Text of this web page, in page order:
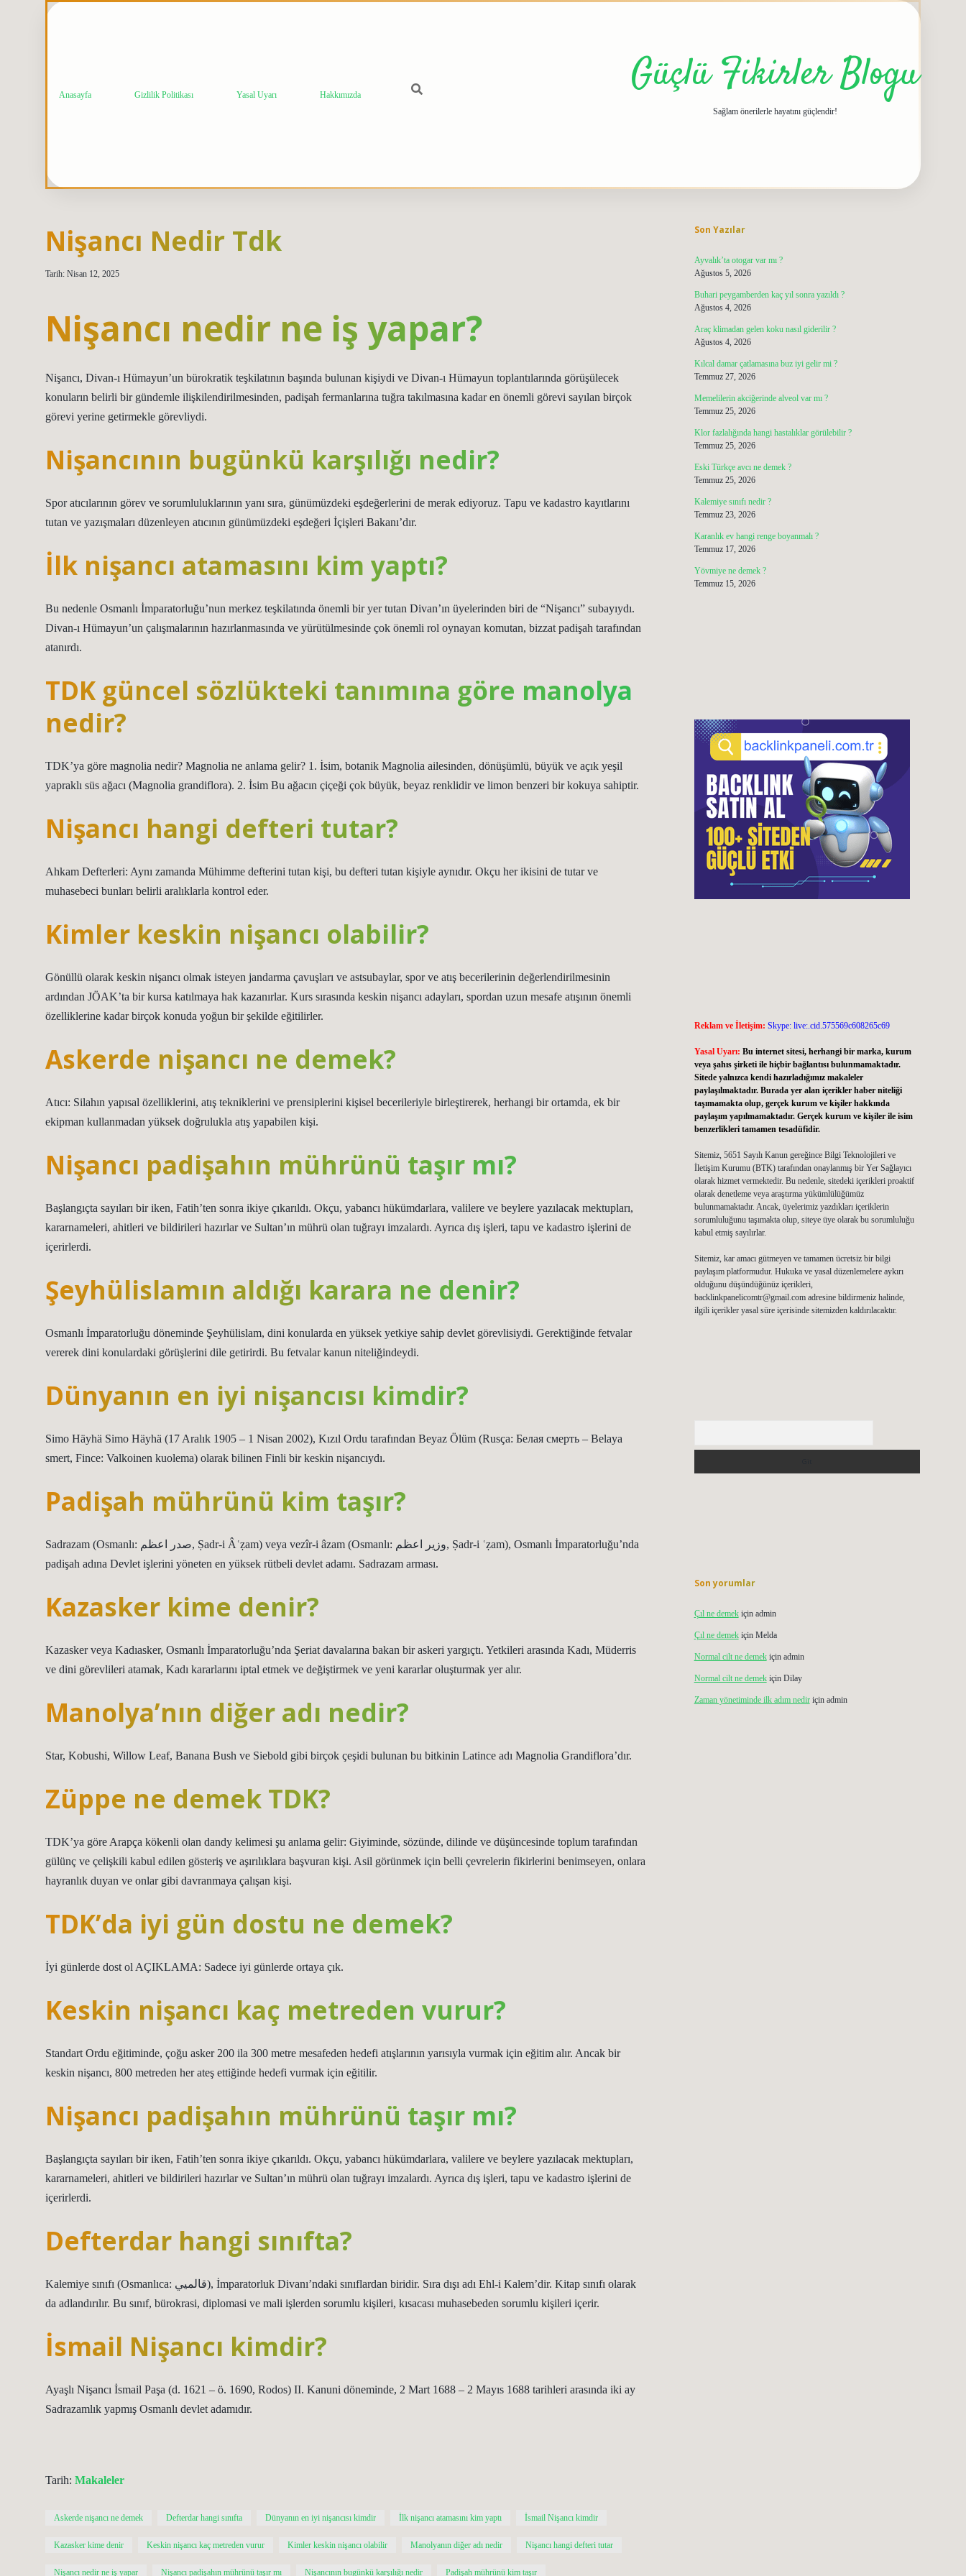
Anasayfa Gizlilik Politikası Yasal Uyarı Hakkımızda Güçlü Fikirler Blogu
Sağlam önerilerle hayatını güçlendir!
Nişancı Nedir Tdk
Tarih: Nisan 12, 2025
Nişancı nedir ne iş yapar?
Nişancı, Divan-ı Hümayun’un bürokratik teşkilatının başında bulunan kişiydi ve Divan-ı Hümayun toplantılarında görüşülecek
konuların belirli bir gündemle ilişkilendirilmesinden, padişah fermanlarına tuğra takılmasına kadar en önemli görevi sayılan birçok
görevi yerine getirmekle görevliydi.
Nişancının bugünkü karşılığı nedir?
Spor atıcılarının görev ve sorumluluklarının yanı sıra, günümüzdeki eşdeğerlerini de merak ediyoruz. Tapu ve kadastro kayıtlarını
tutan ve yazışmaları düzenleyen atıcının günümüzdeki eşdeğeri İçişleri Bakanı’dır.
İlk nişancı atamasını kim yaptı?
Bu nedenle Osmanlı İmparatorluğu’nun merkez teşkilatında önemli bir yer tutan Divan’ın üyelerinden biri de “Nişancı” subayıydı.
Divan-ı Hümayun’un çalışmalarının hazırlanmasında ve yürütülmesinde çok önemli rol oynayan komutan, bizzat padişah tarafından
atanırdı.
TDK güncel sözlükteki tanımına göre manolya
nedir?
TDK’ya göre magnolia nedir? Magnolia ne anlama gelir? 1. İsim, botanik Magnolia ailesinden, dönüşümlü, büyük ve açık yeşil
yapraklı süs ağacı (Magnolia grandiflora). 2. İsim Bu ağacın çiçeği çok büyük, beyaz renklidir ve limon benzeri bir kokuya sahiptir.
Nişancı hangi defteri tutar?
Ahkam Defterleri: Aynı zamanda Mühimme defterini tutan kişi, bu defteri tutan kişiyle aynıdır. Okçu her ikisini de tutar ve
muhasebeci bunları belirli aralıklarla kontrol eder.
Kimler keskin nişancı olabilir?
Gönüllü olarak keskin nişancı olmak isteyen jandarma çavuşları ve astsubaylar, spor ve atış becerilerinin değerlendirilmesinin
ardından JÖAK’ta bir kursa katılmaya hak kazanırlar. Kurs sırasında keskin nişancı adayları, spordan uzun mesafe atışının önemli
özelliklerine kadar birçok konuda yoğun bir şekilde eğitilirler.
Askerde nişancı ne demek?
Atıcı: Silahın yapısal özelliklerini, atış tekniklerini ve prensiplerini kişisel becerileriyle birleştirerek, herhangi bir ortamda, ek bir
ekipman kullanmadan yüksek doğrulukla atış yapabilen kişi.
Nişancı padişahın mührünü taşır mı?
Başlangıçta sayıları bir iken, Fatih’ten sonra ikiye çıkarıldı. Okçu, yabancı hükümdarlara, valilere ve beylere yazılacak mektupları,
kararnameleri, ahitleri ve bildirileri hazırlar ve Sultan’ın mührü olan tuğrayı imzalardı. Ayrıca dış işleri, tapu ve kadastro işlerini de
içerirlerdi.
Şeyhülislamın aldığı karara ne denir?
Osmanlı İmparatorluğu döneminde Şeyhülislam, dini konularda en yüksek yetkiye sahip devlet görevlisiydi. Gerektiğinde fetvalar
vererek dini konulardaki görüşlerini dile getirirdi. Bu fetvalar kanun niteliğindeydi.
Dünyanın en iyi nişancısı kimdir?
Simo Häyhä Simo Häyhä (17 Aralık 1905 – 1 Nisan 2002), Kızıl Ordu tarafından Beyaz Ölüm (Rusça: Белая смерть – Belaya
smert, Fince: Valkoinen kuolema) olarak bilinen Finli bir keskin nişancıydı.
Padişah mührünü kim taşır?
Sadrazam (Osmanlı: صدر اعظم, Ṣadr-i Âʿẓam) veya vezîr-i âzam (Osmanlı: وزیر اعظم, Ṣadr-i ʿẓam), Osmanlı İmparatorluğu’nda
padişah adına Devlet işlerini yöneten en yüksek rütbeli devlet adamı. Sadrazam arması.
Kazasker kime denir?
Kazasker veya Kadıasker, Osmanlı İmparatorluğu’nda Şeriat davalarına bakan bir askeri yargıçtı. Yetkileri arasında Kadı, Müderris
ve dini görevlileri atamak, Kadı kararlarını iptal etmek ve değiştirmek ve yeni kararlar oluşturmak yer alır.
Manolya’nın diğer adı nedir?
Star, Kobushi, Willow Leaf, Banana Bush ve Siebold gibi birçok çeşidi bulunan bu bitkinin Latince adı Magnolia Grandiflora’dır.
Züppe ne demek TDK?
TDK’ya göre Arapça kökenli olan dandy kelimesi şu anlama gelir: Giyiminde, sözünde, dilinde ve düşüncesinde toplum tarafından
gülünç ve çelişkili kabul edilen gösteriş ve aşırılıklara başvuran kişi. Asil görünmek için belli çevrelerin fikirlerini benimseyen, onlara
hayranlık duyan ve onlar gibi davranmaya çalışan kişi.
TDK’da iyi gün dostu ne demek?
İyi günlerde dost ol AÇIKLAMA: Sadece iyi günlerde ortaya çık.
Keskin nişancı kaç metreden vurur?
Standart Ordu eğitiminde, çoğu asker 200 ila 300 metre mesafeden hedefi atışlarının yarısıyla vurmak için eğitim alır. Ancak bir
keskin nişancı, 800 metreden her ateş ettiğinde hedefi vurmak için eğitilir.
Nişancı padişahın mührünü taşır mı?
Başlangıçta sayıları bir iken, Fatih’ten sonra ikiye çıkarıldı. Okçu, yabancı hükümdarlara, valilere ve beylere yazılacak mektupları,
kararnameleri, ahitleri ve bildirileri hazırlar ve Sultan’ın mührü olan tuğrayı imzalardı. Ayrıca dış işleri, tapu ve kadastro işlerini de
içerirlerdi.
Defterdar hangi sınıfta?
Kalemiye sınıfı (Osmanlıca: قالميي‎), İmparatorluk Divanı’ndaki sınıflardan biridir. Sıra dışı adı Ehl-i Kalem’dir. Kitap sınıfı olarak
da adlandırılır. Bu sınıf, bürokrasi, diplomasi ve mali işlerden sorumlu kişileri, kısacası muhasebeden sorumlu kişileri içerir.
İsmail Nişancı kimdir?
Ayaşlı Nişancı İsmail Paşa (d. 1621 – ö. 1690, Rodos) II. Kanuni döneminde, 2 Mart 1688 – 2 Mayıs 1688 tarihleri ​​arasında iki ay
Sadrazamlık yapmış Osmanlı devlet adamıdır.
Tarih: Makaleler
Askerde nişancı ne demek Defterdar hangi sınıfta Dünyanın en iyi nişancısı kimdir İlk nişancı atamasını kim yaptı İsmail Nişancı kimdir
Kazasker kime denir Keskin nişancı kaç metreden vurur Kimler keskin nişancı olabilir Manolyanın diğer adı nedir Nişancı hangi defteri tutar
Nişancı nedir ne iş yapar Nişancı padişahın mührünü taşır mı Nişancının bugünkü karşılığı nedir Padişah mührünü kim taşır
Son Yazılar
Ayvalık’ta otogar var mı ?
Ağustos 5, 2026
Buhari peygamberden kaç yıl sonra yazıldı ?
Ağustos 4, 2026
Araç klimadan gelen koku nasıl giderilir ?
Ağustos 4, 2026
Kılcal damar çatlamasına buz iyi gelir mi ?
Temmuz 27, 2026
Memelilerin akciğerinde alveol var mı ?
Temmuz 25, 2026
Klor fazlalığında hangi hastalıklar görülebilir ?
Temmuz 25, 2026
Eski Türkçe avcı ne demek ?
Temmuz 25, 2026
Kalemiye sınıfı nedir ?
Temmuz 23, 2026
Karanlık ev hangi renge boyanmalı ?
Temmuz 17, 2026
Yövmiye ne demek ?
Temmuz 15, 2026
Reklam ve İletişim: Skype: live:.cid.575569c608265c69
Yasal Uyarı: Bu internet sitesi, herhangi bir marka, kurum
veya şahıs şirketi ile hiçbir bağlantısı bulunmamaktadır.
Sitede yalnızca kendi hazırladığımız makaleler
paylaşılmaktadır. Burada yer alan içerikler haber niteliği
taşımamakta olup, gerçek kurum ve kişiler hakkında
paylaşım yapılmamaktadır. Gerçek kurum ve kişiler ile isim
benzerlikleri tamamen tesadüfidir.
Sitemiz, 5651 Sayılı Kanun gereğince Bilgi Teknolojileri ve
İletişim Kurumu (BTK) tarafından onaylanmış bir Yer Sağlayıcı
olarak hizmet vermektedir. Bu nedenle, sitedeki içerikleri proaktif
olarak denetleme veya araştırma yükümlülüğümüz
bulunmamaktadır. Ancak, üyelerimiz yazdıkları içeriklerin
sorumluluğunu taşımakta olup, siteye üye olarak bu sorumluluğu
kabul etmiş sayılırlar.
Sitemiz, kar amacı gütmeyen ve tamamen ücretsiz bir bilgi
paylaşım platformudur. Hukuka ve yasal düzenlemelere aykırı
olduğunu düşündüğünüz içerikleri,
backlinkpanelicomtr@gmail.comadresine bildirmeniz halinde,
ilgili içerikler yasal süre içerisinde sitemizden kaldırılacaktır.
Son yorumlar
Çıl ne demekiçin admin
Çıl ne demekiçin Melda
Normal cilt ne demekiçin admin
Normal cilt ne demekiçin Dilay
Zaman yönetiminde ilk adım nediriçin admin